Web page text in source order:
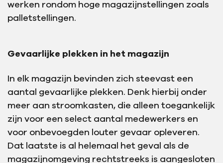
werken rondom hoge magazijnstellingen zoals
palletstellingen.
Gevaarlijke plekken in het magazijn
In elk magazijn bevinden zich steevast een
aantal gevaarlijke plekken. Denk hierbij onder
meer aan stroomkasten, die alleen toegankelijk
zijn voor een select aantal medewerkers en
voor onbevoegden louter gevaar opleveren.
Dat laatste is al helemaal het geval als de
magazijnomgeving rechtstreeks is aangesloten